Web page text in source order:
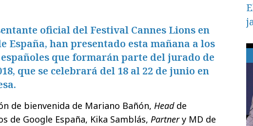
oficial del Festival Cannes Lions en
España, han presentado esta mañana a los
que formarán parte del jurado de
que se celebrará del 18 al 22 de junio en
de bienvenida de Mariano Bañón, Headde
de Google España, Kika Samblás, Partnery MD de